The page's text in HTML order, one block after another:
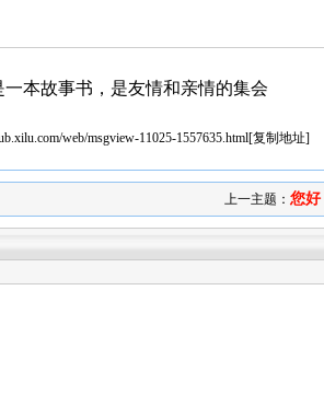
一本故事书，是友情和亲情的集会
web/msgview-11025-1557635.html[复制地址]
上一主题： 您好